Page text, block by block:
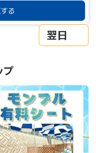
る
翌日
プ
Next